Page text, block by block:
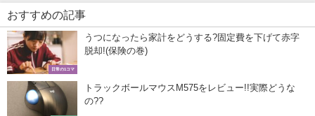
おすすめの記事
日常の1コマ
うつになったら家計をどうする?固定費を下げて赤字
脱却!(保険の巻)
トラックボールマウスM575をレビュー!!実際どうな
の??